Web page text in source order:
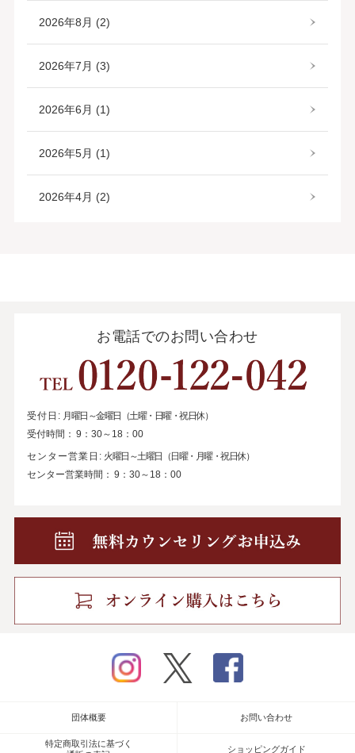
2026年8月 (2)
2026年7月 (3)
2026年6月 (1)
2026年5月 (1)
2026年4月 (2)
お電話でのお問い合わせ
受付日: 月曜日～金曜日（土曜・日曜・祝日休）
受付時間： 9：30～18：00
センター営業日: 火曜日～土曜日（日曜・月曜・祝日休）
センター営業時間： 9：30～18：00
instagram
団体概要 お問い合わせ
特定商取引法に基づく
ショッピングガイド